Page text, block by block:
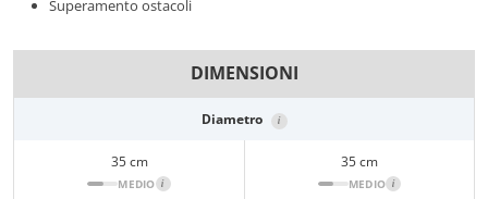
Superamento ostacoli
DIMENSIONI
Diametro i
35 cm
MEDIO i
35 cm
MEDIO i